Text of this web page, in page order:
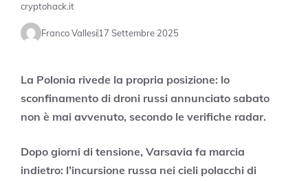
cryptohack.it
Franco Vallesi17 Settembre 2025
La Polonia rivede la propria posizione: lo
sconfinamento di droni russi annunciato sabato
non è mai avvenuto, secondo le verifiche radar.
Dopo giorni di tensione, Varsavia fa marcia
indietro: l’incursione russa nei cieli polacchi di